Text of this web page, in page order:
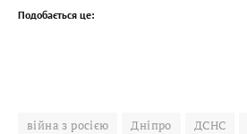
Подобається це:
війна з росією Дніпро ДСНС